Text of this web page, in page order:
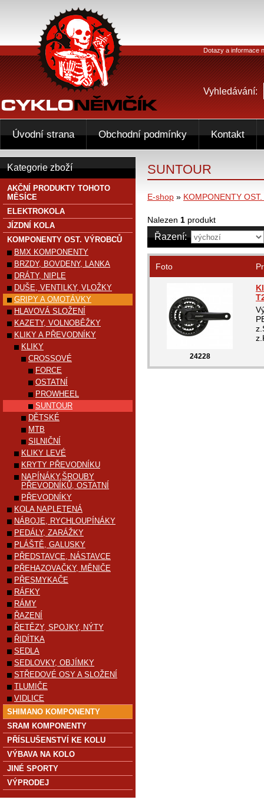
SUNTOUR
E-shop » KOMPONENTY
Nalezen 1 produkt
Řazení:
Foto
24228
Kategorie zboží
AKČNÍ PRODUKTY TOHOTO
MĚSÍCE
ELEKTROKOLA
JÍZDNÍ KOLA
KOMPONENTY OST. VÝROBCŮ
BMX KOMPONENTY
BRZDY, BOVDENY, LANKA
DRÁTY, NIPLE
DUŠE, VENTILKY, VLOŽKY
GRIPY A OMOTÁVKY
HLAVOVÁ SLOŽENÍ
KAZETY, VOLNOBĚŽKY
KLIKY A PŘEVODNÍKY
KLIKY
CROSSOVÉ
FORCE
OSTATNÍ
PROWHEEL
SUNTOUR
DĚTSKÉ
MTB
SILNIČNÍ
KLIKY LEVÉ
KRYTY PŘEVODNÍKU
NAPÍNÁKY,ŠROUBY
PŘEVODNÍKŮ, OSTATNÍ
PŘEVODNÍKY
KOLA NAPLETENÁ
NÁBOJE, RYCHLOUPÍNÁKY
PEDÁLY, ZARÁŽKY
PLÁŠTĚ, GALUSKY
PŘEDSTAVCE, NÁSTAVCE
PŘEHAZOVAČKY, MĚNIČE
PŘESMYKAČE
RÁFKY
RÁMY
ŘAZENÍ
ŘETĚZY, SPOJKY, NÝTY
ŘIDÍTKA
SEDLA
SEDLOVKY, OBJÍMKY
STŘEDOVÉ OSY A SLOŽENÍ
TLUMIČE
VIDLICE
SHIMANO KOMPONENTY
SRAM KOMPONENTY
PŘÍSLUŠENSTVÍ KE KOLU
VÝBAVA NA KOLO
JINÉ SPORTY
VÝPRODEJ
Dotazy a informace
Vyhledávání:
Úvodní strana Obchodní podmínky Kontakt